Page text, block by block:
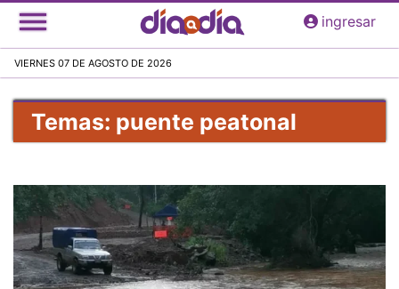
Pasar
al
principal
ingresar
VIERNES 07 DE AGOSTO DE 2026
Temas: puente peatonal